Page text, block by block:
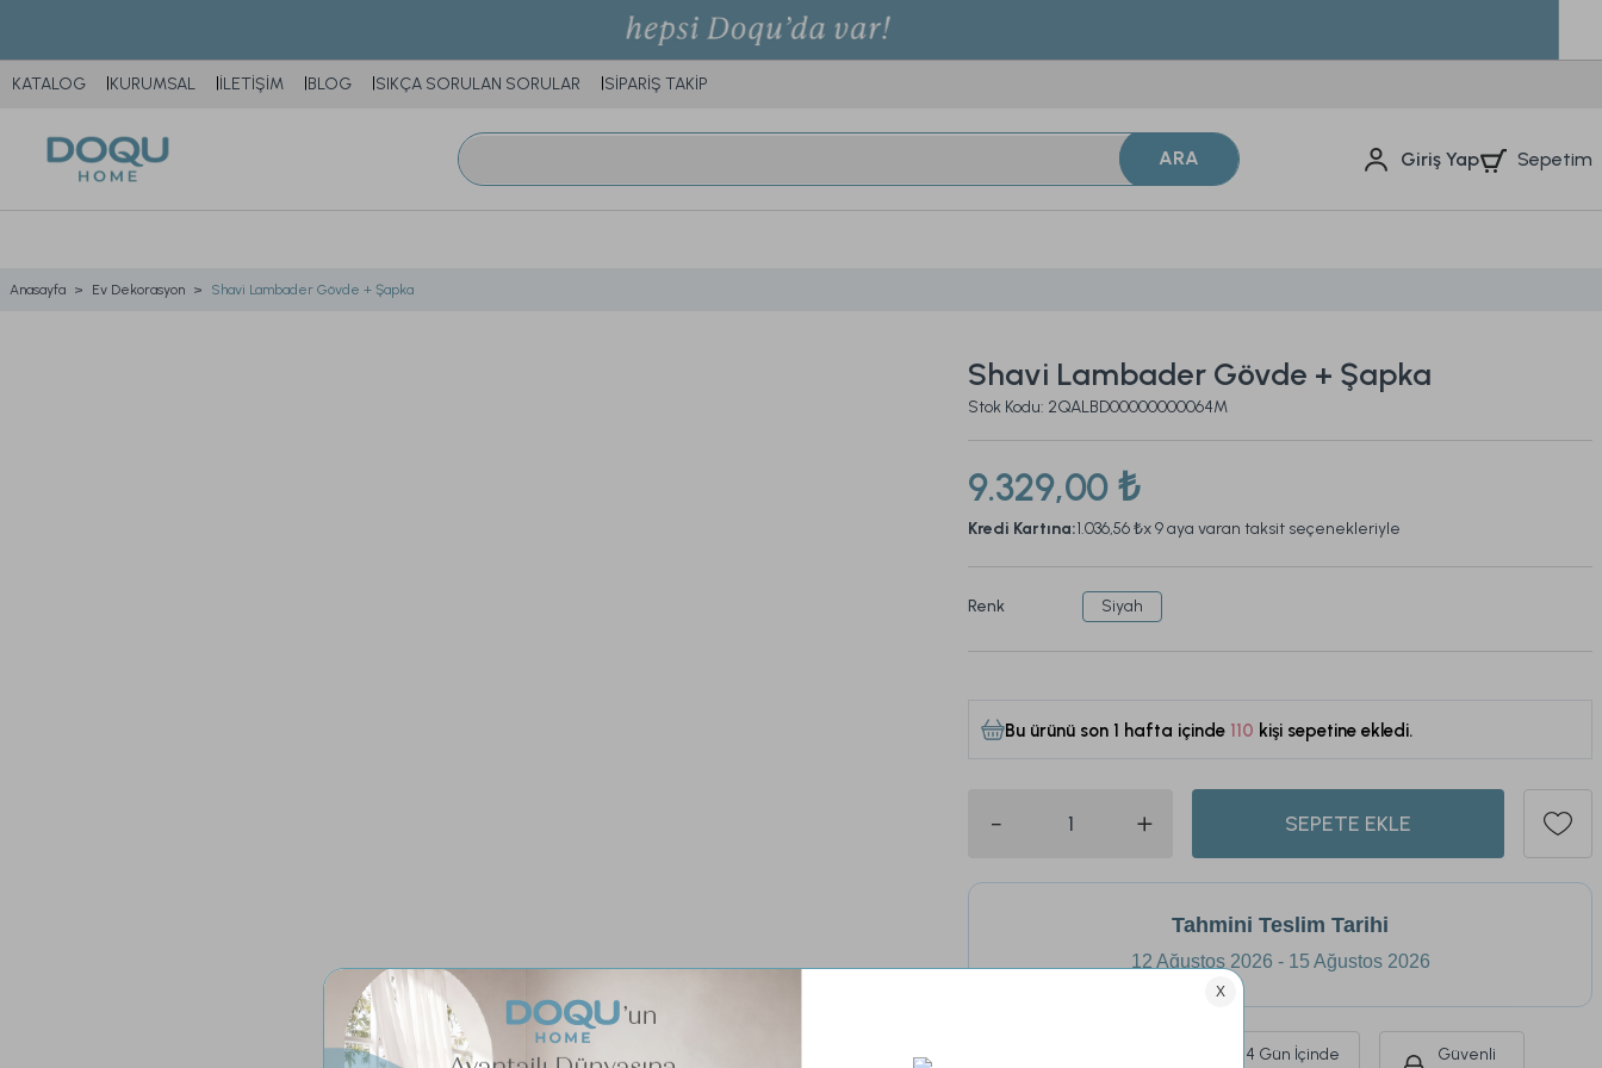
KATALOG KURUMSAL İLETİŞİM BLOG SIKÇA SORULAN SORULAR SİPARİŞ TAKİP
ARA Giriş Yap Sepetim
Anasayfa Ev Dekorasyon Shavi Lambader Gövde + Şapka
Shavi Lambader Gövde + Şapka
Stok Kodu: 2QALBD00000000064M
9.329,00 ₺
Kredi Kartına:1.036,56 ₺x 9 aya varan taksit seçenekleriyle
Renk Siyah
542
Bu ürünü son 1 hafta içinde 110 kişi sepetine ekledi.
SEPETE EKLE
Tahmini Teslim Tarihi
12 Ağustos 2026 - 15 Ağustos 2026
14 Gün İçinde
Güvenli